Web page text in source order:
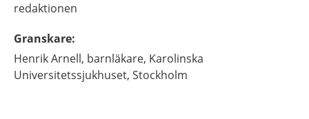
redaktionen
Granskare:
HenrikArnell, barnläkare, Karolinska
Universitetssjukhuset, Stockholm